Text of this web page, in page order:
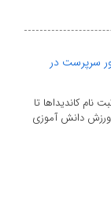
سرپرست در
کاندیداها تا
ورزش دانش آموزی